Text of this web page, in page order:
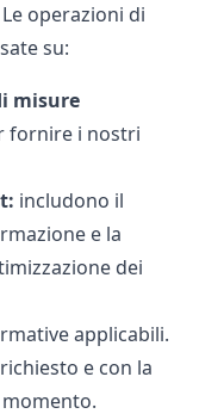
operazioni di
su:
misure
fornire i nostri
includono il
e la
dei
applicabili.
e con la